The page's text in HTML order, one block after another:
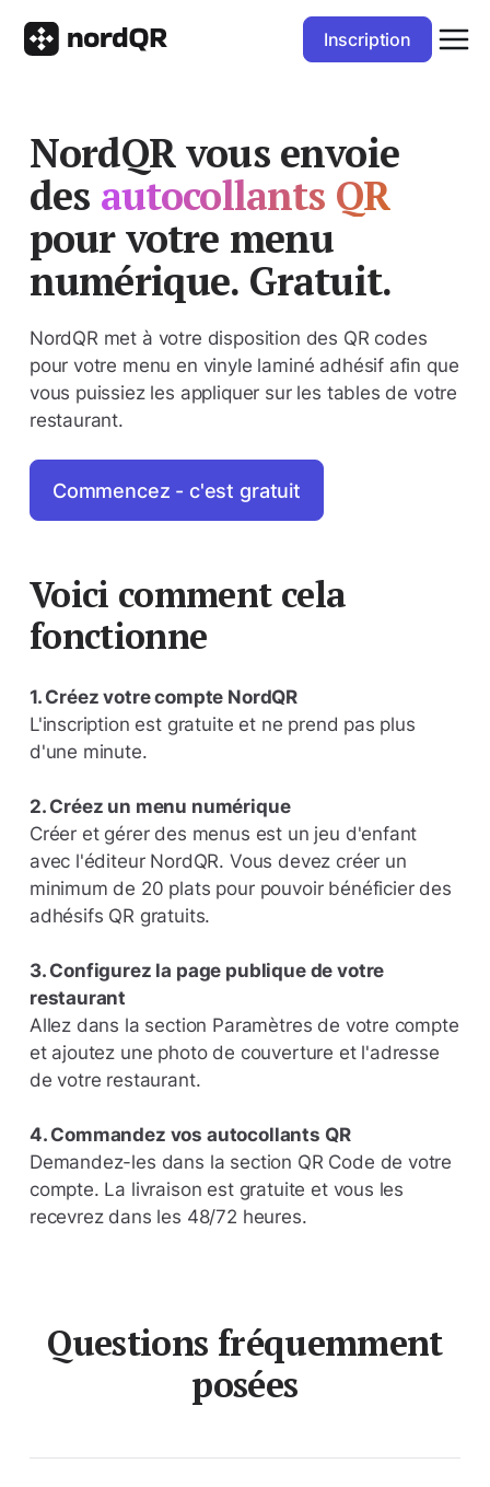
Inscription
NordQR vous envoie
des autocollants QR
pour votre menu
numérique. Gratuit.
NordQR met à votre disposition des QR codes
pour votre menu en vinyle laminé adhésif afin que
vous puissiez les appliquer sur les tables de votre
restaurant.
Commencez - c'est gratuit
Voici comment cela
fonctionne
1. Créez votre compte NordQR
L'inscription est gratuite et ne prend pas plus
d'une minute.
2. Créez un menu numérique
Créer et gérer des menus est un jeu d'enfant
avec l'éditeur NordQR. Vous devez créer un
minimum de 20 plats pour pouvoir bénéficier des
adhésifs QR gratuits.
3. Configurez la page publique de votre
restaurant
Allez dans la section Paramètres de votre compte
et ajoutez une photo de couverture et l'adresse
de votre restaurant.
4. Commandez vos autocollants QR
Demandez-les dans la section QR Code de votre
compte. La livraison est gratuite et vous les
recevrez dans les 48/72 heures.
Questions fréquemment
posées